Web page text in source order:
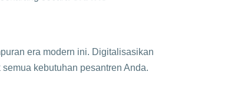
era modern ini. Digitalisasikan
kebutuhan pesantren Anda.